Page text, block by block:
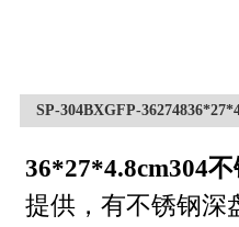
SP-304BXGFP-
36*27*4.8cm304
提供，有不锈钢深